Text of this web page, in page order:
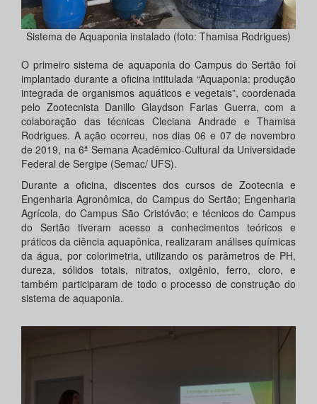
Sistema de Aquaponia instalado (foto: Thamisa Rodrigues)
O primeiro sistema de aquaponia do Campus do Sertão foi
implantado durante a oficina intitulada “Aquaponia: produção
integrada de organismos aquáticos e vegetais”, coordenada
pelo Zootecnista Danillo Glaydson Farias Guerra, com a
colaboração das técnicas Cleciana Andrade e Thamisa
Rodrigues. A ação ocorreu, nos dias 06 e 07 de novembro
de 2019, na 6ª Semana Acadêmico-Cultural da Universidade
Federal de Sergipe (Semac/ UFS).
Durante a oficina, discentes dos cursos de Zootecnia e
Engenharia Agronômica, do Campus do Sertão; Engenharia
Agrícola, do Campus São Cristóvão; e técnicos do Campus
do Sertão tiveram acesso a conhecimentos teóricos e
práticos da ciência aquapônica, realizaram análises químicas
da água, por colorimetria, utilizando os parâmetros de PH,
dureza, sólidos totais, nitratos, oxigênio, ferro, cloro, e
também participaram de todo o processo de construção do
sistema de aquaponia.